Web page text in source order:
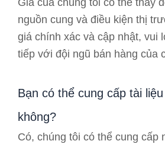
nguồn cung và điều kiện thị
giá chính xác và cập nhật, vui
tiếp với đội ngũ bán hàng của
Bạn có thể cung cấp tài
không?
Có, chúng tôi có thể cung cấp